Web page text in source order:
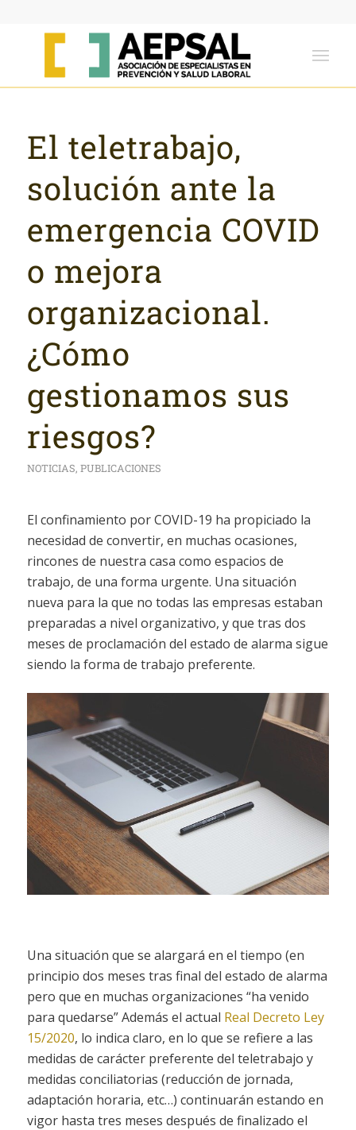
El teletrabajo,
solución ante la
emergencia COVID
o mejora
organizacional.
¿Cómo
gestionamos sus
riesgos?
NOTICIAS, PUBLICACIONES
El confinamiento por COVID-19 ha propiciado la
necesidad de convertir, en muchas ocasiones,
rincones de nuestra casa como espacios de
trabajo, de una forma urgente. Una situación
nueva para la que no todas las empresas estaban
preparadas a nivel organizativo, y que tras dos
meses de proclamación del estado de alarma sigue
siendo la forma de trabajo preferente.
Una situación que se alargará en el tiempo (en
principio dos meses tras final del estado de alarma
pero que en muchas organizaciones “ha venido
para quedarse” Además el actual Real Decreto Ley
15/2020, lo indica claro, en lo que se refiere a las
medidas de carácter preferente del teletrabajo y
medidas conciliatorias (reducción de jornada,
adaptación horaria, etc…) continuarán estando en
vigor hasta tres meses después de finalizado el